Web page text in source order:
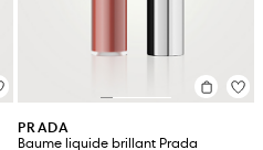
PRADA
Baume liquide brillant Prada